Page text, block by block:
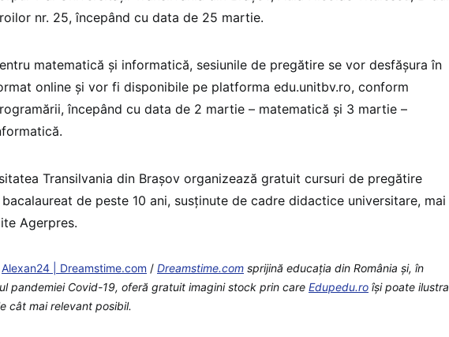
nr. 25, începând cu data de 25 martie.
matematică şi informatică, sesiunile de pregătire se vor desfăşura în
online şi vor fi disponibile pe platforma edu.unitbv.ro, conform
începând cu data de 2 martie – matematică şi 3 martie –
Transilvania din Braşov organizează gratuit cursuri de pregătire
de peste 10 ani, susţinute de cadre didactice universitare, mai
Agerpres.
Alexan24 | Dreamstime.com / Dreamstime.com sprijină educaţia din România şi, în
pandemiei Covid-19, oferă gratuit imagini stock prin care Edupedu.ro îşi poate ilustra
cât mai relevant posibil.